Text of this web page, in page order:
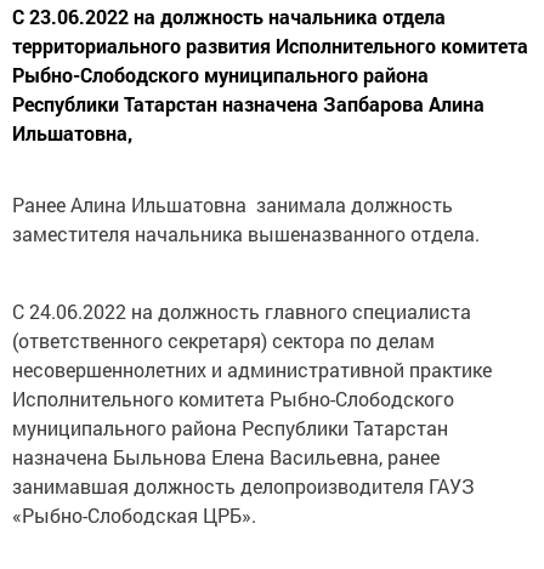
С 23.06.2022 на должность начальника отдела
территориального развития Исполнительного комитета
Рыбно-Слободского муниципального района
Республики Татарстан назначена Запбарова Алина
Ильшатовна,
Ранее Алина Ильшатовна занимала должность
заместителя начальника вышеназванного отдела.
С 24.06.2022 на должность главного специалиста
(ответственного секретаря) сектора по делам
несовершеннолетних и административной практике
Исполнительного комитета Рыбно-Слободского
муниципального района Республики Татарстан
назначена Быльнова Елена Васильевна, ранее
занимавшая должность делопроизводителя ГАУЗ
«Рыбно-Слободская ЦРБ».